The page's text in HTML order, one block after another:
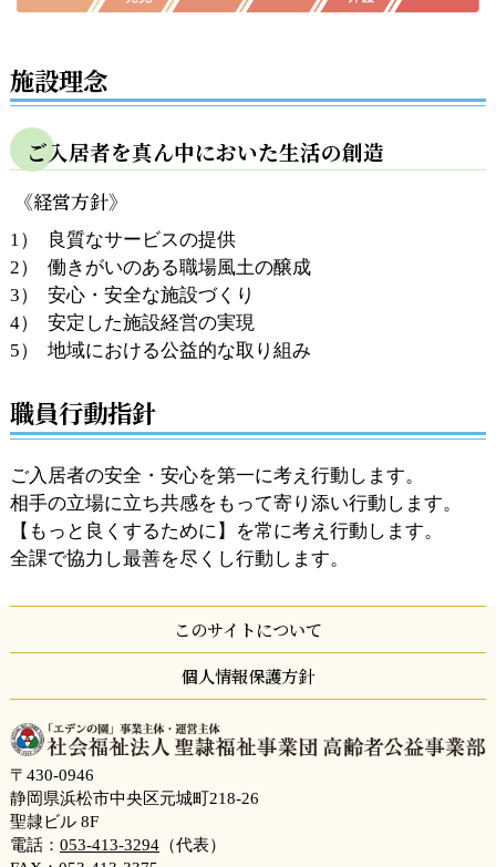
施設理念
ご入居者を真ん中においた生活の創造
《経営方針》
良質なサービスの提供
働きがいのある職場風土の醸成
安心・安全な施設づくり
安定した施設経営の実現
地域における公益的な取り組み
職員行動指針
ご入居者の安全・安心を第一に考え行動します。
相手の立場に立ち共感をもって寄り添い行動します。
【もっと良くするために】を常に考え行動します。
全課で協力し最善を尽くし行動します。
このサイトについて
個人情報保護方針
〒430-0946
静岡県浜松市中央区元城町218-26
聖隷ビル 8F
電話： 053-413-3294（代表）